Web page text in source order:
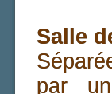
Salle
par